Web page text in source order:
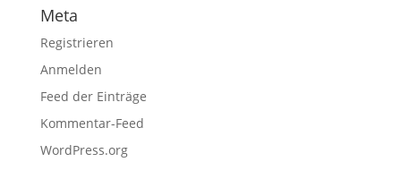
Meta
Registrieren
Anmelden
Feed der Einträge
Kommentar-Feed
WordPress.org